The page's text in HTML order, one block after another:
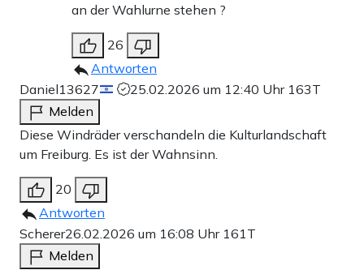
an der Wahlurne stehen ?
26
Antworten
Daniel13627
25.02.2026 um 12:40 Uhr 163T
Melden
Diese Windräder verschandeln die Kulturlandschaft
um Freiburg. Es ist der Wahnsinn.
20
Antworten
Scherer26.02.2026 um 16:08 Uhr 161T
Melden